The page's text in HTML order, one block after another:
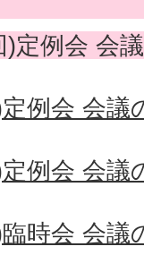
定例会 会
例会 会議
例会 会議
時会 会議